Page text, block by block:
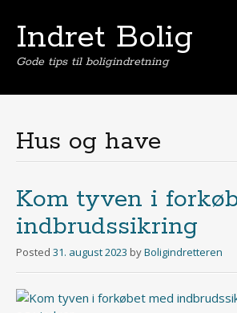
Indret Bolig
Gode tips til boligindretning
Hus og have
Kom tyven i
indbrudssikring
Posted 31. august 2023 byBoligindretteren